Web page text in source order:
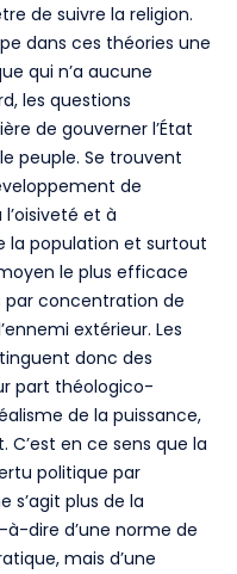
de suivre la religion.
dans ces théories une
qui n’a aucune
les questions
de gouverner l’État
peuple. Se trouvent
de
et à
la population et surtout
le plus efficace
par concentration de
extérieur. Les
donc des
part théologico-
de la puissance,
C’est en ce sens que la
politique par
s’agit plus de la
à-dire d’une norme de
mais d’une